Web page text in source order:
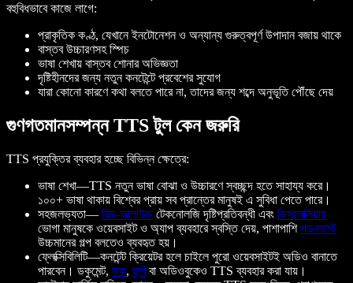
বহুবিধভাবে কাজে লাগে:
প্রাকৃতিক কণ্ঠ, যেখানে ইনটোনেশন ও অন্যান্য গুরুত্বপূর্ণ উপাদান বজায় থাকে
বাস্তব উচ্চারণসহ স্পিচ
ভাষা শেখায় বাস্তব শোনার অভিজ্ঞতা
দৃষ্টিহীনদের জন্য নতুন কনটেন্টে প্রবেশের সুযোগ
যারা কোনো কারণে কথা বলতে পারে না, তাদের জন্য শব্দে অনুভূতি পৌঁছে দেয়
গুণগতমানসম্পন্ন TTS টুল কেন জরুরি
TTS প্রযুক্তির ব্যবহার হচ্ছে বিভিন্ন ক্ষেত্রে:
ভাষা শেখা—TTS নতুন ভাষা বোঝা ও উচ্চারণে স্বচ্ছন্দ হতে সাহায্য করে।
১০০+ ভাষা থাকায় বিশ্বের প্রায় সব প্রান্তের মানুষই এ সুবিধা পেতে পারে।
সহজলভ্যতা— রিড-আলাউড টেকনোলজি দৃষ্টিপ্রতিবন্ধী এবং ডিসলেক্সিয়ায়
ভোগা মানুষকে ওয়েবসাইট ও অ্যাপ ব্যবহারে স্বস্তি দেয়, পাশাপাশিপডকাস্টে
উচ্চমানের গল্প বলতেও ব্যবহৃত হয়।
ফ্লেক্সিবিলিটি—কনটেন্ট ক্রিয়েটর হলে চাইলে পুরো ওয়েবসাইটই অডিও বানাতে
পারবেন। ডকুমেন্ট, ডক, ছবিবা অডিওবুকেও TTS ব্যবহার করা যায়।